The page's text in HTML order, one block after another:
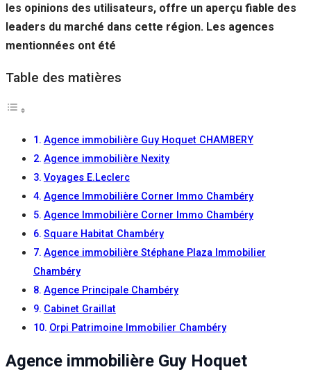
les opinions des utilisateurs, offre un aperçu fiable des
leaders du marché dans cette région. Les agences
mentionnées ont été
Table des matières
Agence immobilière Guy Hoquet CHAMBERY
Agence immobilière Nexity
Voyages E.Leclerc
Agence Immobilière Corner Immo Chambéry
Agence Immobilière Corner Immo Chambéry
Square Habitat Chambéry
Agence immobilière Stéphane Plaza Immobilier
Chambéry
Agence Principale Chambéry
Cabinet Graillat
Orpi Patrimoine Immobilier Chambéry
Agence immobilière Guy Hoquet